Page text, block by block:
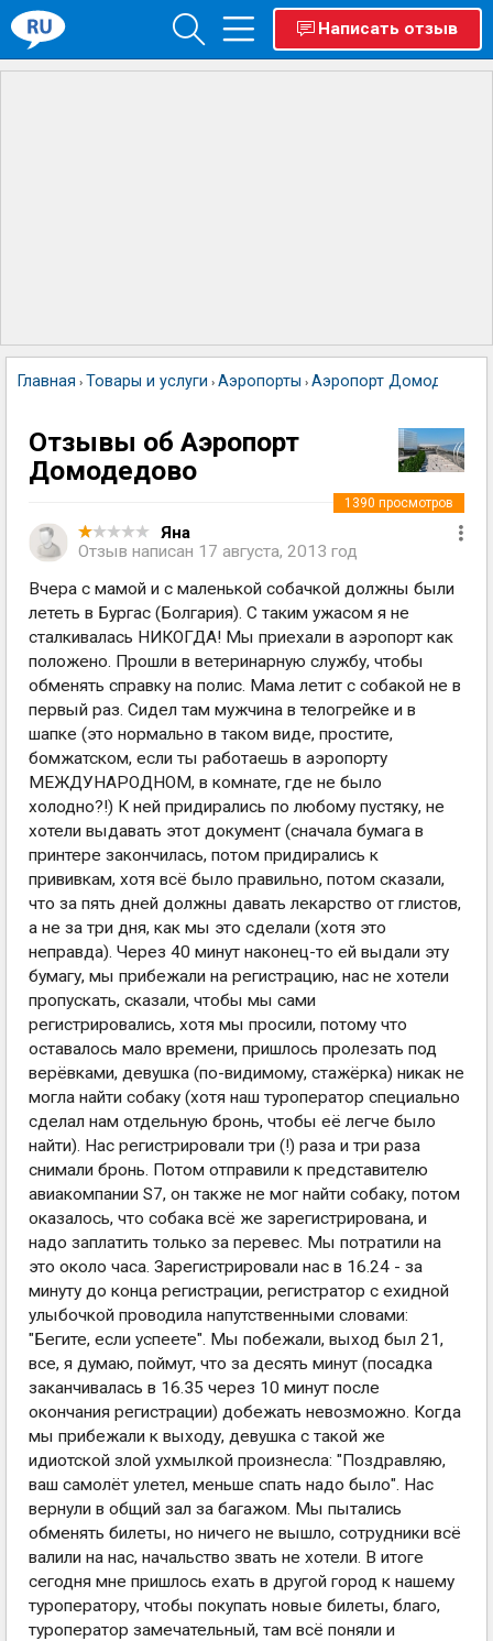
Написать отзыв
Главная › Товары и услуги › Аэропорты › Аэропорт Домодедово
Отзывы об Аэропорт
Домодедово
Яна
Отзыв написан 17 августа, 2013 год
1390 просмотров
Вчера с мамой и с маленькой собачкой должны были
лететь в Бургас (Болгария). С таким ужасом я не
сталкивалась НИКОГДА! Мы приехали в аэропорт как
положено. Прошли в ветеринарную службу, чтобы
обменять справку на полис. Мама летит с собакой не в
первый раз. Сидел там мужчина в телогрейке и в
шапке (это нормально в таком виде, простите,
бомжатском, если ты работаешь в аэропорту
МЕЖДУНАРОДНОМ, в комнате, где не было
холодно?!) К ней придирались по любому пустяку, не
хотели выдавать этот документ (сначала бумага в
принтере закончилась, потом придирались к
прививкам, хотя всё было правильно, потом сказали,
что за пять дней должны давать лекарство от глистов,
а не за три дня, как мы это сделали (хотя это
неправда). Через 40 минут наконец-то ей выдали эту
бумагу, мы прибежали на регистрацию, нас не хотели
пропускать, сказали, чтобы мы сами
регистрировались, хотя мы просили, потому что
оставалось мало времени, пришлось пролезать под
верёвками, девушка (по-видимому, стажёрка) никак не
могла найти собаку (хотя наш туроператор специально
сделал нам отдельную бронь, чтобы её легче было
найти). Нас регистрировали три (!) раза и три раза
снимали бронь. Потом отправили к представителю
авиакомпании S7, он также не мог найти собаку, потом
оказалось, что собака всё же зарегистрирована, и
надо заплатить только за перевес. Мы потратили на
это около часа. Зарегистрировали нас в 16.24 - за
минуту до конца регистрации, регистратор с ехидной
улыбочкой проводила напутственными словами:
"Бегите, если успеете". Мы побежали, выход был 21,
все, я думаю, поймут, что за десять минут (посадка
заканчивалась в 16.35 через 10 минут после
окончания регистрации) добежать невозможно. Когда
мы прибежали к выходу, девушка с такой же
идиотской злой ухмылкой произнесла: "Поздравляю,
ваш самолёт улетел, меньше спать надо было". Нас
вернули в общий зал за багажом. Мы пытались
обменять билеты, но ничего не вышло, сотрудники всё
валили на нас, начальство звать не хотели. В итоге
сегодня мне пришлось ехать в другой город к нашему
туроператору, чтобы покупать новые билеты, благо,
туроператор замечательный, там всё поняли и